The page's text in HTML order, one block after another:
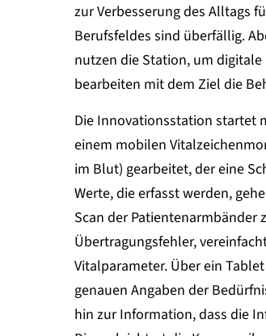
zur Verbesserung des Alltags
Berufsfeldes sind überfällig.
nutzen die Station, um
bearbeiten mit dem Ziel die
Die Innovationsstation startet
einem mobilen
im Blut) gearbeitet, der eine
Werte, die erfasst werden,
Scan der
Übertragungsfehler,
Vitalparameter. Über ein
genauen Angaben der
hin zur Information, dass die